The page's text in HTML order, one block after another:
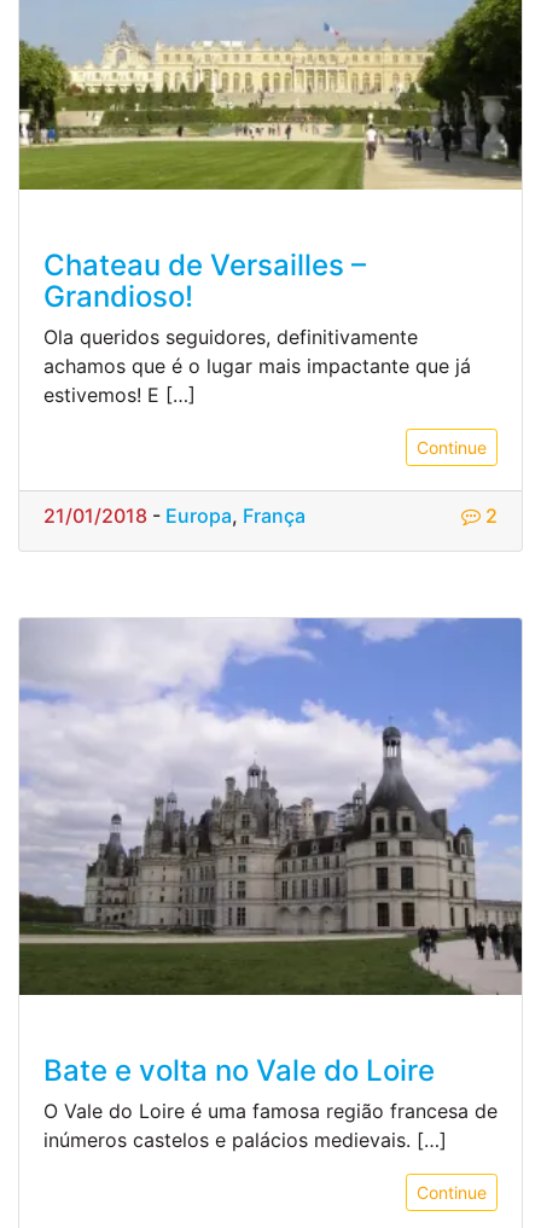
Chateau de Versailles –
Grandioso!
Ola queridos seguidores, definitivamente
achamos que é o lugar mais impactante que já
estivemos! E […]
Continue
21/01/2018 - Europa, França 2
Bate e volta no Vale do Loire
O Vale do Loire é uma famosa região francesa de
inúmeros castelos e palácios medievais. […]
Continue